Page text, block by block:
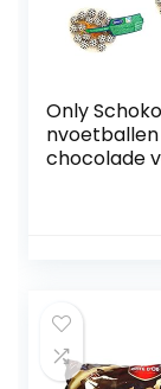
Only
chocolade